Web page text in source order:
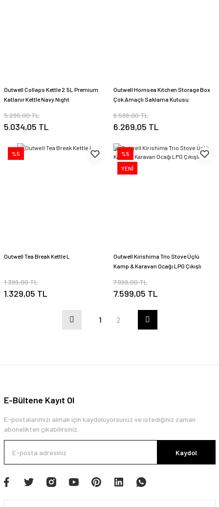
Outwell Collaps Kettle 2.5L Premium
Katlanır Kettle Navy Night
5.299,00 TL
5.034,05 TL
Outwell Hornsea Kitchen Storage Box
Çok Amaçlı Saklama Kutusu
6.599,00 TL
6.269,05 TL
%5
Outwell Tea Break Kettle L
1.399,00 TL
1.329,05 TL
%5
YENİ
Outwell Kirishima Trio Stove Üçlü
Kamp & Karavan Ocağı LPG Çıkışlı
7.999,00 TL
7.599,05 TL
1 2
E-Bültene Kayıt Ol
E-postalarımızı almak için kaydoluyorsunuz ve istediğiniz zaman
abonelikten çıkabilirsiniz.
Kaydol